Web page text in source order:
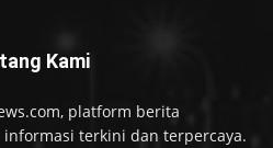
Kami
platform berita
terkini dan terpercaya.